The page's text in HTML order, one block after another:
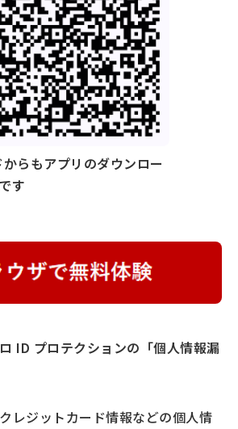
からもアプリのダウンロー
す
ID プロテクションの「個人情報漏
レジットカード情報などの個人情